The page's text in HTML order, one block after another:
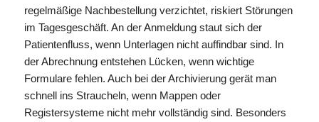
regelmäßige Nachbestellung verzichtet, riskiert Störungen
im Tagesgeschäft. An der Anmeldung staut sich der
Patientenfluss, wenn Unterlagen nicht auffindbar sind. In
der Abrechnung entstehen Lücken, wenn wichtige
Formulare fehlen. Auch bei der Archivierung gerät man
schnell ins Straucheln, wenn Mappen oder
Registersysteme nicht mehr vollständig sind. Besonders